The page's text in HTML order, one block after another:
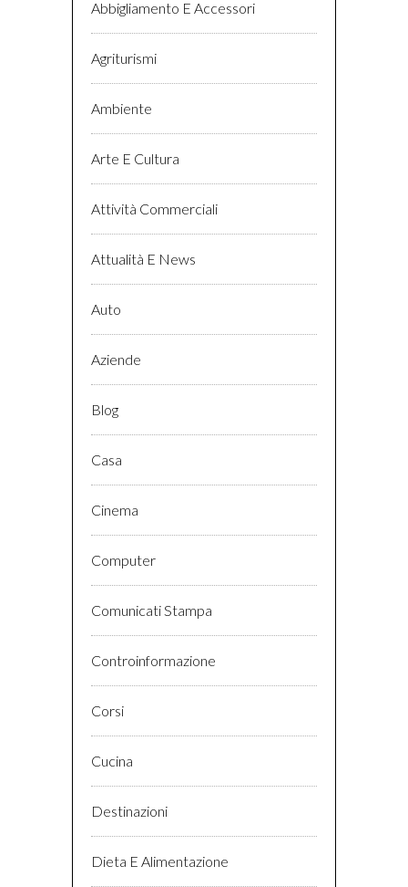
Abbigliamento E Accessori
Agriturismi
Ambiente
Arte E Cultura
Attività Commerciali
Attualità E News
Auto
Aziende
Blog
Casa
Cinema
Computer
Comunicati Stampa
Controinformazione
Corsi
Cucina
Destinazioni
Dieta E Alimentazione